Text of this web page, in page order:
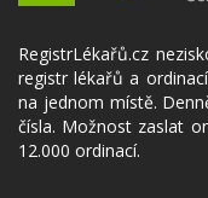
RegistrLékařů.cz
registr lékařů a
na jednom místě.
čísla. Možnost zaslat
12.000 ordinací.